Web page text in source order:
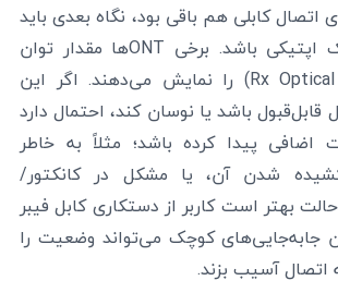
کابلی هم باقی بود، نگاه بعدی باید
به نشانه‌های لینک اپتیکی باشد. برخی ONTها مقدار توان
دریافتی (Rx Optical Power) را نمایش می‌دهند. اگر این
قابل‌قبول باشد یا نوسان کند، احتمال دارد
اضافی پیدا کرده باشد؛ مثلاً به خاطر
شدن آن، یا مشکل در کانکتور/
بهتر است کاربر از دستکاری کابل فیبر
جابه‌جایی‌های کوچک می‌تواند وضعیت را
اتصال آسیب بزند.